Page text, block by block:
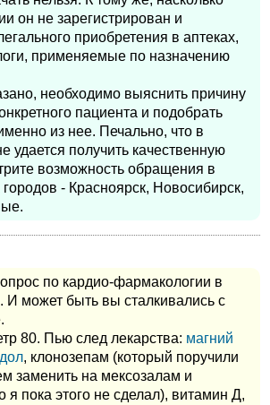
он не зарегистрирован и
приобретения в аптеках,
применяемые по назначению
необходимо выяснить причину
пациента и подобрать
из нее. Печально, что в
удается получить качественную
возможность обращения в
- Красноярск, Новосибирск,
по кардио-фармакологии в
И может быть вы сталкивались с
80. Пью след лекарства: магний
, клонозепам (который поручили
заменить на мексозалам и
я пока этого не сделал), витамин Д,